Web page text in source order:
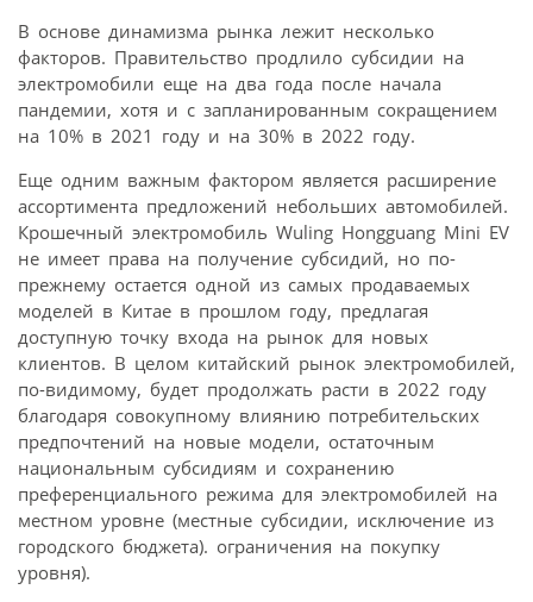
В основе динамизма рынка лежит несколько
факторов. Правительство продлило субсидии на
электромобили еще на два года после начала
пандемии, хотя и с запланированным сокращением
на 10% в 2021 году и на 30% в 2022 году.
Еще одним важным фактором является расширение
ассортимента предложений небольших автомобилей.
Крошечный электромобиль Wuling Hongguang Mini EV
не имеет права на получение субсидий, но по-
прежнему остается одной из самых продаваемых
моделей в Китае в прошлом году, предлагая
доступную точку входа на рынок для новых
клиентов. В целом китайский рынок электромобилей,
по-видимому, будет продолжать расти в 2022 году
благодаря совокупному влиянию потребительских
предпочтений на новые модели, остаточным
национальным субсидиям и сохранению
преференциального режима для электромобилей на
местном уровне (местные субсидии, исключение из
городского бюджета). ограничения на покупку
уровня).